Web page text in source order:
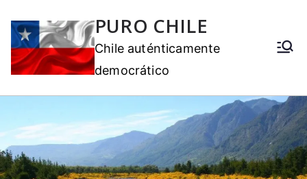
PURO CHILE
Chile auténticamente
democrático